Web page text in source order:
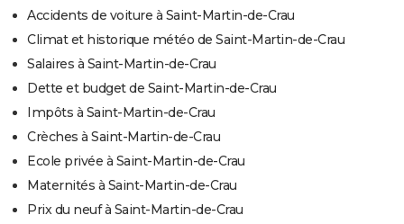
Accidents de voiture à Saint-Martin-de-Crau
Climat et historique météo de Saint-Martin-de-Crau
Salaires à Saint-Martin-de-Crau
Dette et budget de Saint-Martin-de-Crau
Impôts à Saint-Martin-de-Crau
Crèches à Saint-Martin-de-Crau
Ecole privée à Saint-Martin-de-Crau
Maternités à Saint-Martin-de-Crau
Prix du neuf à Saint-Martin-de-Crau